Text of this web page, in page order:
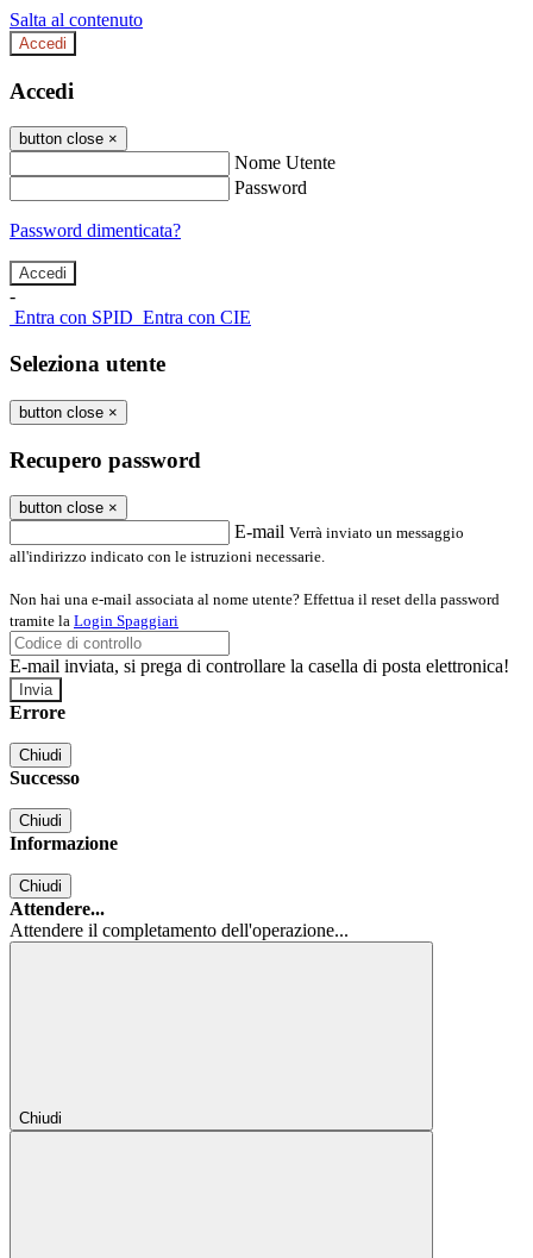
Salta al contenuto
Accedi
Accedi
button close ×
Nome Utente
Password
Password dimenticata?
-
Entra con SPID Entra con CIE
Seleziona utente
button close ×
Recupero password
button close ×
E-mail Verrà inviato un messaggio
all'indirizzo indicato con le istruzioni necessarie.
Non hai una e-mail associata al nome utente? Effettua il reset della password
tramite la Login Spaggiari
E-mail inviata, si prega di controllare la casella di posta elettronica!
Errore
Chiudi
Successo
Chiudi
Informazione
Chiudi
Attendere...
Attendere il completamento dell'operazione...
Chiudi